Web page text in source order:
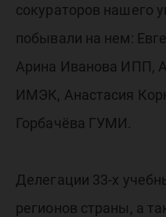
сокураторов нашего
побывали на нем:
Арина Иванова ИПП,
ИМЭК, Анастасия
Горбачёва ГУМИ.
Делегации 33-х
регионов страны, а